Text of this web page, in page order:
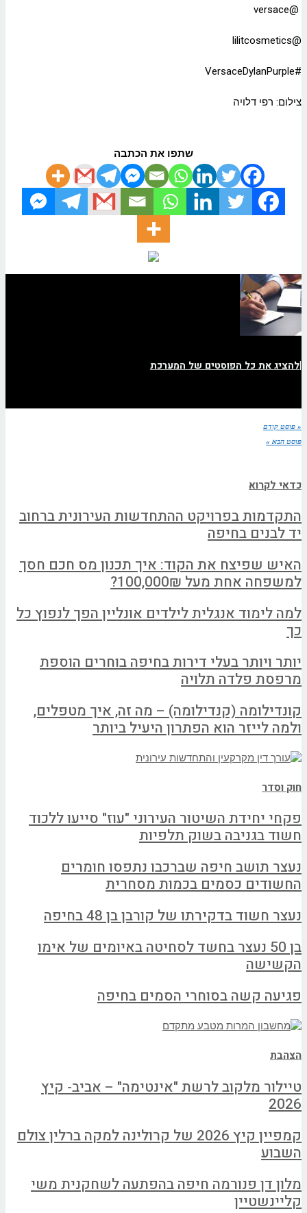
@versace
@lilitcosmetics
#VersaceDylanPurple
צילום: רפי דלויה
שתפו את הכתבה
|להציג את כל הפוסטים של המערכת
« פוסט קודם
פוסט הבא »
כדאי לקרוא
התקדמות בפרויקט ההתחדשות העירונית ברחוב
יד לבנים בחיפה
האיש שפיצח את הקוד: איך תכנון מס חכם חסך
למשפחה אחת מעל 100,000₪?
למה לימוד אנגלית לילדים אונליין הפך לנפוץ כל
כך
יותר ויותר בעלי דירות בחיפה בוחרים הוספת
מרפסת פלדה תלויה
קונדילומה (קנדילומה) – מה זה, איך מטפלים,
ולמה לייזר הוא הפתרון היעיל ביותר
חוק וסדר
פקחי יחידת השיטור העירוני "עוז" סייעו ללכוד
חשוד בגניבה בשוק תלפיות
נעצר תושב חיפה שברכבו נתפסו חומרים
החשודים כסמים בכמות מסחרית
נעצר חשוד בדקירתו של קורבן בן 48 בחיפה
בן 50 נעצר בחשד לסחיטה באיומים של אימו
הקשישה
פגיעה קשה בסוחרי הסמים בחיפה
הצהבת
טיילור מלקוב לרשת "אינטימה" – אביב- קיץ
2026
קמפיין קיץ 2026 של קרולינה למקה ברלין צולם
השבוע
מלון דן פנורמה חיפה בהפתעה לשחקנית משי
קליינשטיין